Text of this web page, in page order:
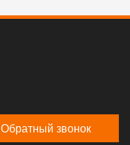
Обратный звонок